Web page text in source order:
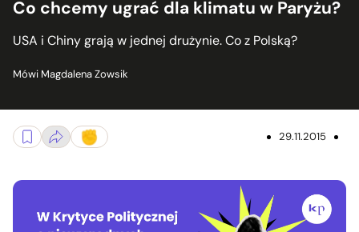
Co chcemy ugrać dla klimatu w Paryżu?
USA i Chiny grają w jednej drużynie. Co z Polską?
Mówi Magdalena Zowsik
29.11.2015